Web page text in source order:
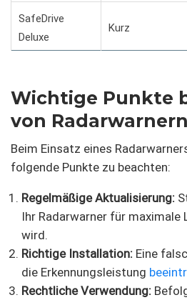
SafeDrive
Deluxe
Kurz
Wichtige Punkte
von
Beim Einsatz eines
folgende Punkte zu beachten:
Regelmäßige Aktualisierung:
Ihr Radarwarner für
wird.
Richtige Installation: Eine
die Erkennungsleistung
Rechtliche Verwendung: